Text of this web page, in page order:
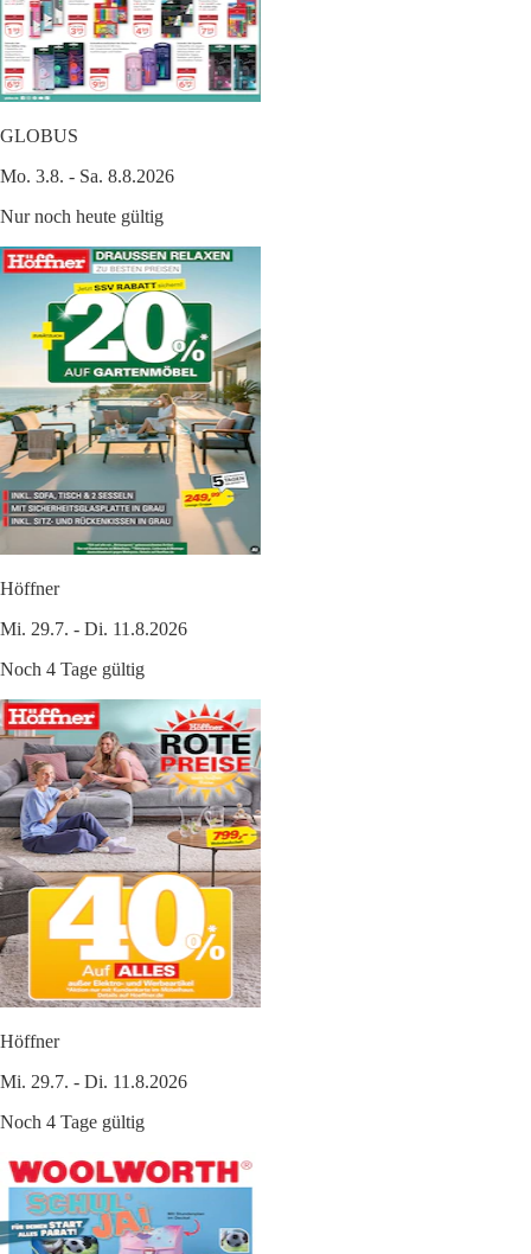
GLOBUS
Mo. 3.8. - Sa. 8.8.2026
Nur noch heute gültig
Höffner
Mi. 29.7. - Di. 11.8.2026
Noch 4 Tage gültig
Höffner
Mi. 29.7. - Di. 11.8.2026
Noch 4 Tage gültig